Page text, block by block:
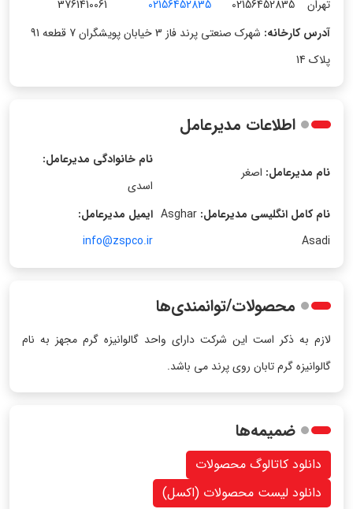
تهران
02156452835
02156452835
3761410061
آدرس کارخانه:
شهرک صنعتی پرند فاز 3 خیابان پویشگران 7 قطعه 91
پلاک 14
اطلاعات مدیرعامل
نام مدیرعامل: اصغر
نام خانوادگی مدیرعامل:
اسدی
نام کامل انگلیسی مدیرعامل: Asghar
Asadi
ایمیل مدیرعامل:
info@zspco.ir
محصولات/توانمندی‌ها
لازم به ذکر است این شرکت دارای واحد گالوانیزه گرم مجهز به نام
گالوانیزه گرم تابان روی پرند می باشد.
ضمیمه‌ها
دانلود کاتالوگ محصولات
دانلود لیست محصولات (اکسل)